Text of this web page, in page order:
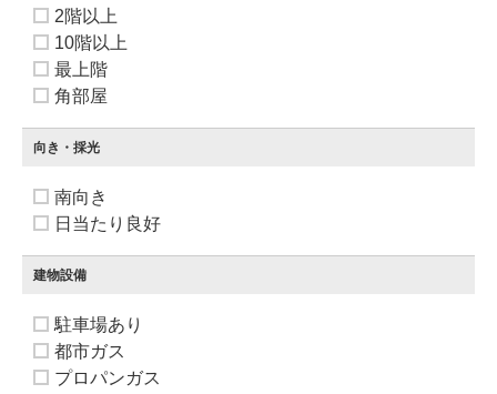
2階以上
10階以上
最上階
角部屋
向き・採光
南向き
日当たり良好
建物設備
駐車場あり
都市ガス
プロパンガス